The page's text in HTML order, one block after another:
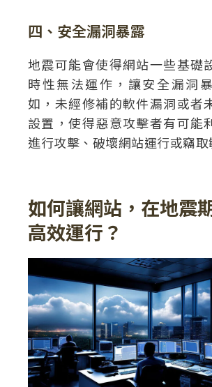
四、安全漏洞暴露
地震可能會使得網站一些基礎
時性無法運作，讓安全漏洞
如，未經修補的軟件漏洞或者
設置，使得惡意攻擊者有可能
進行攻擊、破壞網站運行或竊取
如何讓網站，在地震
高效運行？